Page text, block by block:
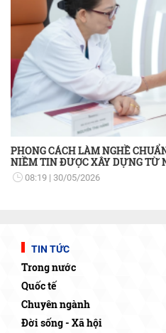
PHONG CÁCH LÀM NGHỀ
NIỀM TIN ĐƯỢC XÂY DỰNG TỪ
08:19 30/05/2026
TIN TỨC
Trong nước
Quốc tế
Chuyên ngành
Đời sống - Xã hội